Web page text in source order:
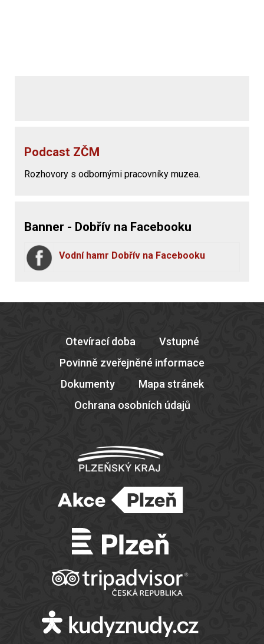
Podcast ZČM
Rozhovory s odbornými pracovníky muzea.
Banner - Dobřív na Facebooku
Vodní hamr Dobřív na Facebooku
Otevírací doba
Vstupné
Povinně zveřejněné informace
Dokumenty
Mapa stránek
Ochrana osobních údajů